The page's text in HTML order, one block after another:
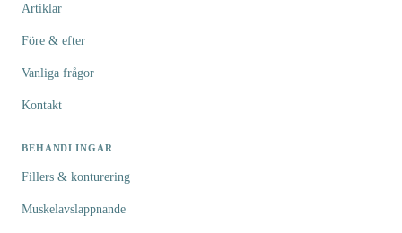
Artiklar
Före & efter
Vanliga frågor
Kontakt
BEHANDLINGAR
Fillers & konturering
Muskelavslappnande